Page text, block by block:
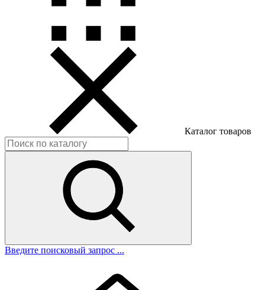
Каталог товаров
Введите поисковый запрос ...